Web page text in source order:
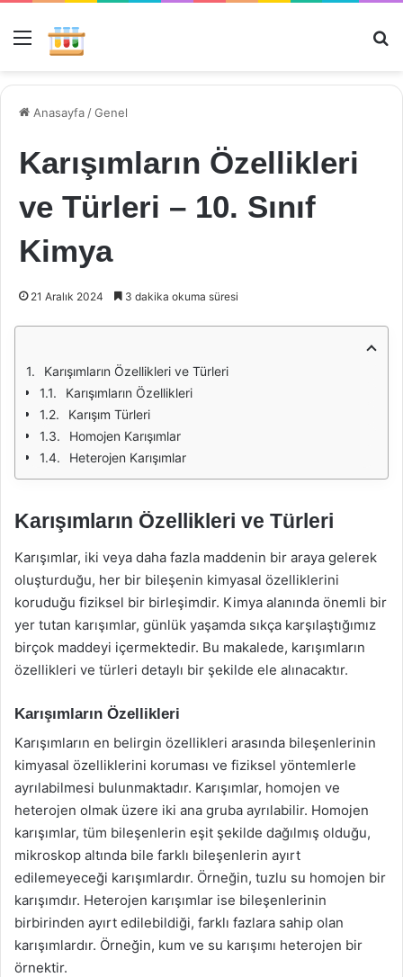
Menü
Anasayfa /Genel
Karışımların Özellikleri
ve Türleri – 10. Sınıf
Kimya
21 Aralık 2024 3 dakika okuma süresi
Karışımların Özellikleri ve Türleri
Karışımların Özellikleri
Karışım Türleri
Homojen Karışımlar
Heterojen Karışımlar
Karışımların Özellikleri ve Türleri
Karışımlar, iki veya daha fazla maddenin bir araya gelerek
oluşturduğu, her bir bileşenin kimyasal özelliklerini
koruduğu fiziksel bir birleşimdir. Kimya alanında önemli bir
yer tutan karışımlar, günlük yaşamda sıkça karşılaştığımız
birçok maddeyi içermektedir. Bu makalede, karışımların
özellikleri ve türleri detaylı bir şekilde ele alınacaktır.
Karışımların Özellikleri
Karışımların en belirgin özellikleri arasında bileşenlerinin
kimyasal özelliklerini koruması ve fiziksel yöntemlerle
ayrılabilmesi bulunmaktadır. Karışımlar, homojen ve
heterojen olmak üzere iki ana gruba ayrılabilir. Homojen
karışımlar, tüm bileşenlerin eşit şekilde dağılmış olduğu,
mikroskop altında bile farklı bileşenlerin ayırt
edilemeyeceği karışımlardır. Örneğin, tuzlu su homojen bir
karışımdır. Heterojen karışımlar ise bileşenlerinin
birbirinden ayırt edilebildiği, farklı fazlara sahip olan
karışımlardır. Örneğin, kum ve su karışımı heterojen bir
örnektir.